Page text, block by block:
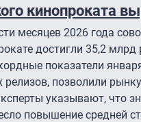
кинопроката
месяцев 2026 года
достигли 35,2
показатели
позволили
указывают, что
повышение средней